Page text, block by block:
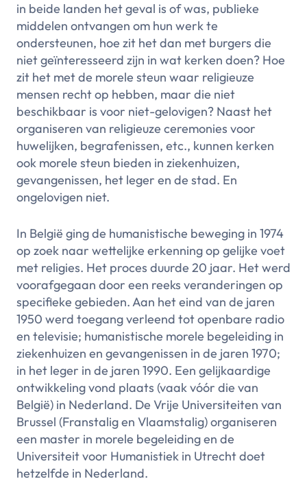
in beide landen het geval is of was, publieke
middelen ontvangen om hun werk te
ondersteunen, hoe zit het dan met burgers die
niet geïnteresseerd zijn in wat kerken doen? Hoe
zit het met de morele steun waar religieuze
mensen recht op hebben, maar die niet
beschikbaar is voor niet-gelovigen? Naast het
organiseren van religieuze ceremonies voor
huwelijken, begrafenissen, etc., kunnen kerken
ook morele steun bieden in ziekenhuizen,
gevangenissen, het leger en de stad. En
ongelovigen niet.
In België ging de humanistische beweging in 1974
op zoek naar wettelijke erkenning op gelijke voet
met religies. Het proces duurde 20 jaar. Het werd
voorafgegaan door een reeks veranderingen op
specifieke gebieden. Aan het eind van de jaren
1950 werd toegang verleend tot openbare radio
en televisie; humanistische morele begeleiding in
ziekenhuizen en gevangenissen in de jaren 1970;
in het leger in de jaren 1990. Een gelijkaardige
ontwikkeling vond plaats (vaak vóór die van
België) in Nederland. De Vrije Universiteiten van
Brussel (Franstalig en Vlaamstalig) organiseren
een master in morele begeleiding en de
Universiteit voor Humanistiek in Utrecht doet
hetzelfde in Nederland.